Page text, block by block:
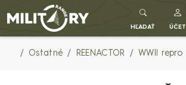
Army shop MILITARY RANGE SK
HĽADAŤ ÚČET
Ostatné REENACTOR WWII repro